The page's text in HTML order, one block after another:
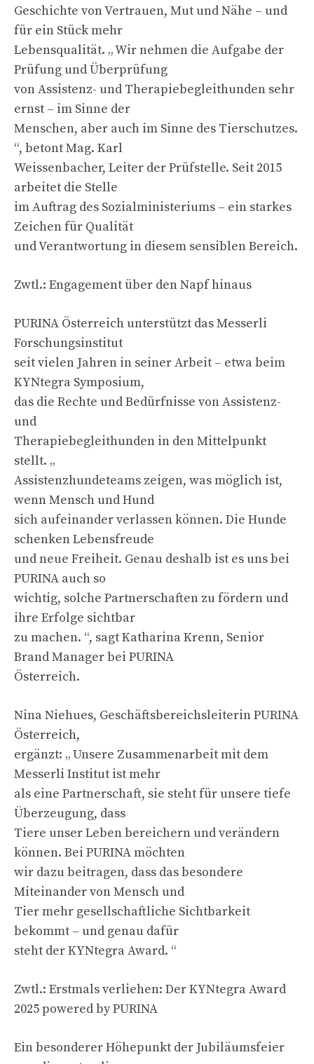
Geschichte von Vertrauen, Mut und Nähe – und
für ein Stück mehr
Lebensqualität. „ Wir nehmen die Aufgabe der
Prüfung und Überprüfung
von Assistenz- und Therapiebegleithunden sehr
ernst – im Sinne der
Menschen, aber auch im Sinne des Tierschutzes.
“, betont Mag. Karl
Weissenbacher, Leiter der Prüfstelle. Seit 2015
arbeitet die Stelle
im Auftrag des Sozialministeriums – ein starkes
Zeichen für Qualität
und Verantwortung in diesem sensiblen Bereich.
Zwtl.: Engagement über den Napf hinaus
PURINA Österreich unterstützt das Messerli
Forschungsinstitut
seit vielen Jahren in seiner Arbeit – etwa beim
KYNtegra Symposium,
das die Rechte und Bedürfnisse von Assistenz-
und
Therapiebegleithunden in den Mittelpunkt
stellt. „
Assistenzhundeteams zeigen, was möglich ist,
wenn Mensch und Hund
sich aufeinander verlassen können. Die Hunde
schenken Lebensfreude
und neue Freiheit. Genau deshalb ist es uns bei
PURINA auch so
wichtig, solche Partnerschaften zu fördern und
ihre Erfolge sichtbar
zu machen. “, sagt Katharina Krenn, Senior
Brand Manager bei PURINA
Österreich.
Nina Niehues, Geschäftsbereichsleiterin PURINA
Österreich,
ergänzt: „ Unsere Zusammenarbeit mit dem
Messerli Institut ist mehr
als eine Partnerschaft, sie steht für unsere tiefe
Überzeugung, dass
Tiere unser Leben bereichern und verändern
können. Bei PURINA möchten
wir dazu beitragen, dass das besondere
Miteinander von Mensch und
Tier mehr gesellschaftliche Sichtbarkeit
bekommt – und genau dafür
steht der KYNtegra Award. “
Zwtl.: Erstmals verliehen: Der KYNtegra Award
2025 powered by PURINA
Ein besonderer Höhepunkt der Jubiläumsfeier